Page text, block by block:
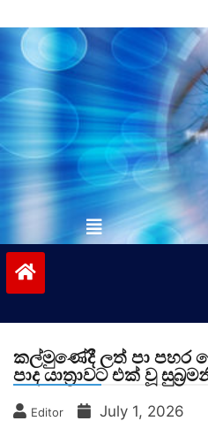
to
contentvinivida.lk
කල්මුණේදී ලත් පා පහර
පාද යාත්‍රාවට එක් වූ
Editor July 1, 2026